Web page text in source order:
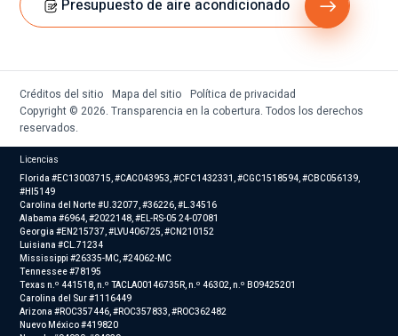
Presupuesto de aire acondicionado
Créditos del sitio Mapa del sitio Política de privacidad
Copyright © 2026. Transparencia en la cobertura. Todos los derechos
reservados.
Licencias
Florida #EC13003715, #CAC043953, #CFC1432331, #CGC1518594, #CBC056139,
#HI5149
Carolina del Norte #U.32077, #36226, #L.34516
Alabama #6964, #2022148, #EL-RS-05 24-07081
Georgia #EN215737, #LVU406725, #CN210152
Luisiana #CL.71234
Mississippi #26335-MC, #24062-MC
Tennessee #78195
Texas n.º 441518, n.º TACLA00146735R, n.º 46302, n.º B09425201
Carolina del Sur #1116449
Arizona #ROC357446, #ROC357833, #ROC362482
Nuevo México #419820